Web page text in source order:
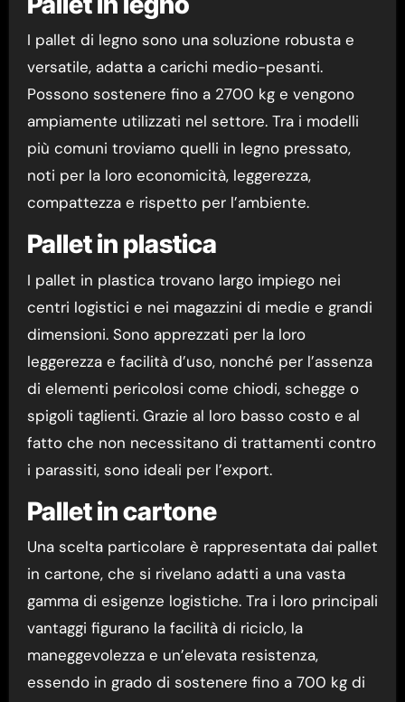
I pallet di legno sono una soluzione robusta e
versatile, adatta a carichi medio-pesanti.
Possono sostenere fino a 2700 kg e vengono
ampiamente utilizzati nel settore. Tra i modelli
più comuni troviamo quelli in legno pressato,
noti per la loro economicità, leggerezza,
compattezza e rispetto per l’ambiente.
Pallet in plastica
I pallet in plastica trovano largo impiego nei
centri logistici e nei magazzini di medie e grandi
dimensioni. Sono apprezzati per la loro
leggerezza e facilità d’uso, nonché per l’assenza
di elementi pericolosi come chiodi, schegge o
spigoli taglienti. Grazie al loro basso costo e al
fatto che non necessitano di trattamenti contro
i parassiti, sono ideali per l’export.
Pallet in cartone
Una scelta particolare è rappresentata dai pallet
in cartone, che si rivelano adatti a una vasta
gamma di esigenze logistiche. Tra i loro principali
vantaggi figurano la facilità di riciclo, la
maneggevolezza e un’elevata resistenza,
essendo in grado di sostenere fino a 700 kg di